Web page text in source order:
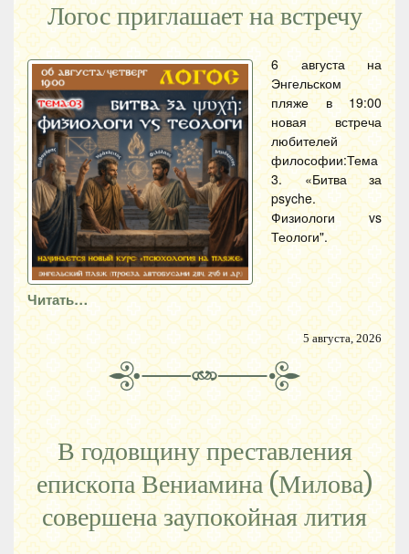
Логос приглашает на встречу
6 августа на
Энгельском
пляже в 19:00
новая встреча
любителей
философии:Тема
3. «Битва за
psyche.
Физиологи vs
Теологи".
Читать…
5 августа, 2026
В годовщину преставления
епископа Вениамина (Милова)
совершена заупокойная лития